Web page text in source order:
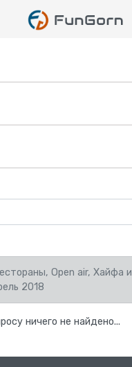
Open air, Хайфа и
2018
ничего не найдено...